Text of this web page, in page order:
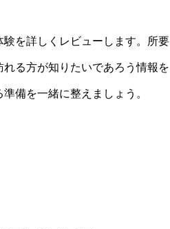
を詳しくレビューします。所要
る方が知りたいであろう情報を
備を一緒に整えましょう。